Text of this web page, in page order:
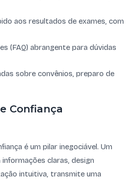
aos resultados de exames, com
(FAQ) abrangente para dúvidas
sobre convênios, preparo de
Confiança
é um pilar inegociável. Um
claras, design
intuitiva, transmite uma